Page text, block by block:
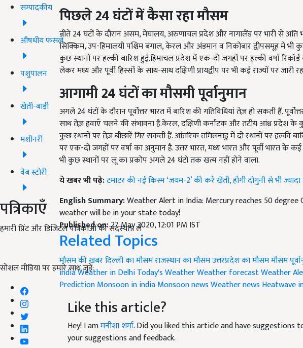
सम्पादकीय
औषधीय फसलें
पशुपालन
खेती-बाड़ी
मशीनरी
वेब स्टोरी
पत्रिकाएँ
हमारी प्रिंट और डिजिटल पत्रिकाओं की सदस्यता लें
सोशल मीडिया पर हमारे साथ जुड़ें:
पिछले 24 घंटों में कैसा रहा मौसम
बीते 24 घंटों के दौरान असम, मेघालय, अरुणाचल प्रदेश और नागालैंड पर भारी से अति
सिक्किम, उप-हिमालयी पश्चिम बंगाल, केरल और अंडमान व निकोबार द्वीपसमूह में भी
कुछ स्थानों पर हल्की बारिश हुई.हिमाचल प्रदेश में एक-दो जगहों पर हल्की वर्षा
लेकर मध्य और पूर्वी हिस्सों के साथ-साथ दक्षिणी प्रायद्वीप पर भी कई राज्यों पर जारी
आगामी 24 घंटों का मौसमी पूर्वानुमान
अगले 24 घंटों के दौरान पूर्वोत्तर भारत में बारिश की गतिविधियां तेज़ हो सकती हैं.
साथ तेज़ हवाएँ चलने की संभावना है.केरल, दक्षिणी कर्नाटक और तटीय आंध्र प्रदेश
कुछ स्थानों पर तेज़ बौछारें गिर सकती हैं. आंतरिक तमिलनाडु में दो स्थानों पर हल्की
पर एक-दो जगहों पर वर्षा का अनुमान है. उत्तर भारत, मध्य भारत और पूर्वी भारत के
भी कुछ स्थानों पर लू का प्रकोप अगले 24 घंटों तक खत्म नहीं होने वाला.
ये खबर भी पढ़े:टमाटर की नई किस्म ‘जयम-2’ की करें खेती, होगी दोगुनी से भी ज्यादा
English Summary:Weather Alert in India: Mercury reaches 50 degree
weather will be in your state today!
Published on:27 May 2020, 12:01 PM IST
Related Topics
मौसम की खबरदिल्ली का मौसमराजस्थान का मौसमउत्तरप्रदेश का मौसममौसम
indiaWeather in DelhiToday's WeatherWeather forecastWeather
PredictionMonsoon in indiaMonsoon newsWeather news Heatwave
Like this article?
Hey! I amमनीशा शर्मा. Did you liked this article and have suggestions
your suggestions and feedback.